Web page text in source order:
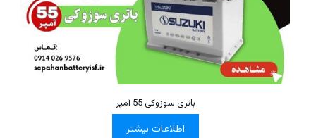
باتری سوزوکی 55 آمپر
اطلاعات بیشتر